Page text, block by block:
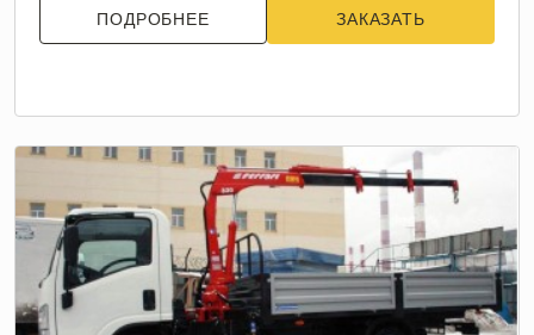
ПОДРОБНЕЕ ЗАКАЗАТЬ